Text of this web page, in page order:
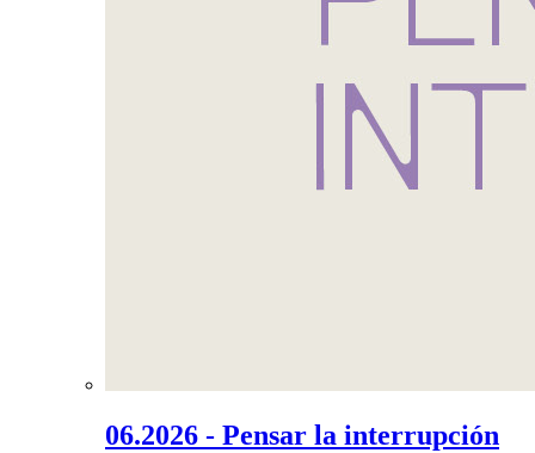
06.2026 - Pensar la interrupción